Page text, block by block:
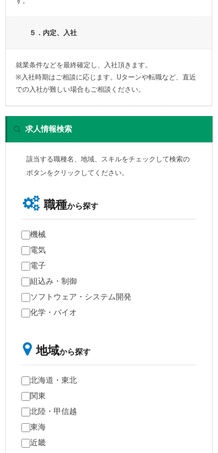
５．内定、入社
就業条件などを最終確定し、入社頂きます。
※入社時期はご相談に応じます。Uターンや転職など、直近
での入社が難しい場合もご相談ください。
求人情報検索
該当する職種名、地域、スキルをチェックして検索の
ボタンをクリックしてください。
職種から探す
機械
電気
電子
組込み・制御
ソフトウェア・システム開発
化学・バイオ
地域から探す
北海道・東北
関東
北陸・甲信越
東海
近畿